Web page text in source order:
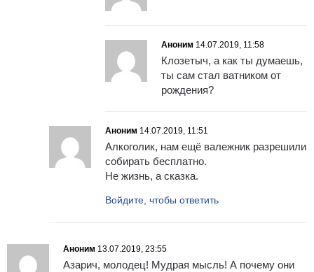
Аноним 14.07.2019, 11:58
Клозетыч, а как ты думаешь,
ты сам стал ватником от
рождения?
Аноним 14.07.2019, 11:51
Алкоголик, нам ещё валежник разрешили
собирать бесплатно.
Не жизнь, а сказка.
Войдите, чтобы ответить
Аноним 13.07.2019, 23:55
Азарич, молодец! Мудрая мысль! А почему они